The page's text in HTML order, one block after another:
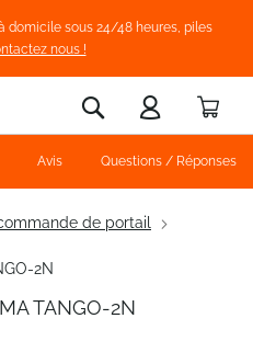
domicile sous 24/48 heures, piles
nous !
Rechercher
de portail
2N
TANGO-2N
Avis Questions / Réponses